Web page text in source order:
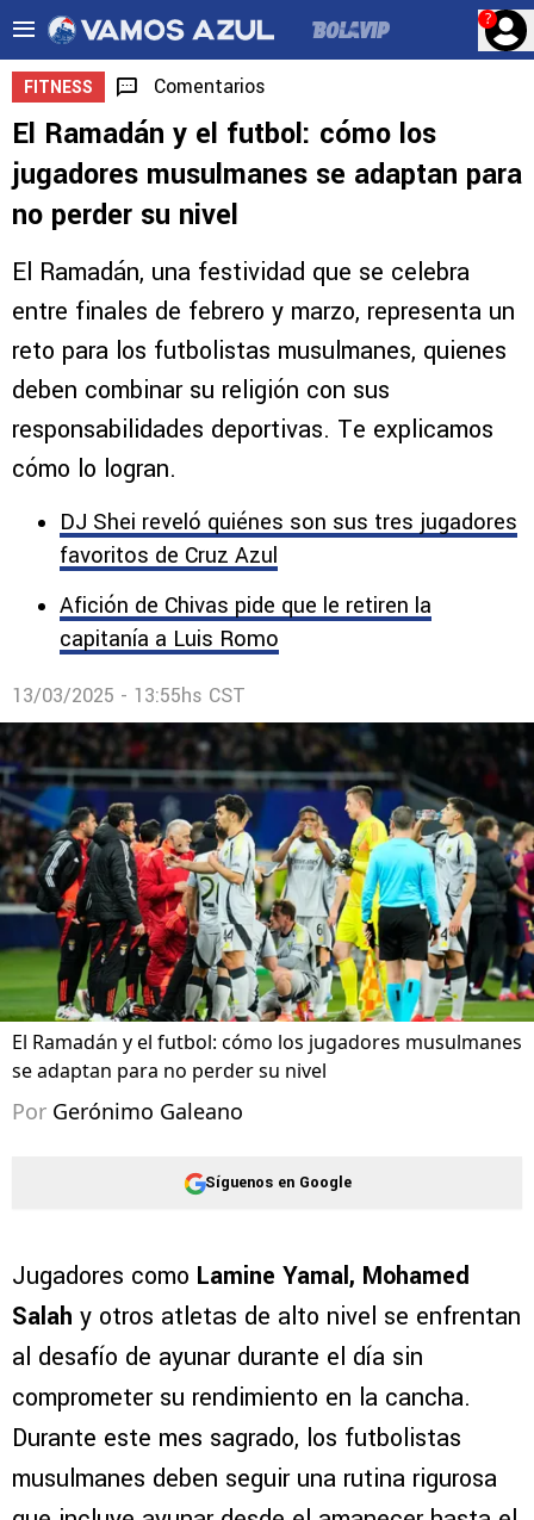
?
FITNESS Comentarios
El Ramadán y el futbol: cómo los
jugadores musulmanes se adaptan para
no perder su nivel
El Ramadán, una festividad que se celebra
entre finales de febrero y marzo, representa un
reto para los futbolistas musulmanes, quienes
deben combinar su religión con sus
responsabilidades deportivas. Te explicamos
cómo lo logran.
DJ Shei reveló quiénes son sus tres jugadores
favoritos de Cruz Azul
Afición de Chivas pide que le retiren la
capitanía a Luis Romo
13/03/2025 - 13:55hs CST
El Ramadán y el futbol: cómo los jugadores musulmanes
se adaptan para no perder su nivel
Por Gerónimo Galeano
Síguenos en Google
Jugadores como Lamine Yamal, Mohamed
Salah y otros atletas de alto nivel se enfrentan
al desafío de ayunar durante el día sin
comprometer su rendimiento en la cancha.
Durante este mes sagrado, los futbolistas
musulmanes deben seguir una rutina rigurosa